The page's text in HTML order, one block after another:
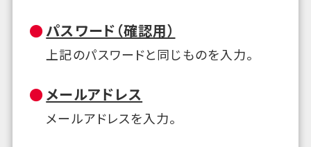
パスワード（確認用）
上記のパスワードと同じものを入力。
メールアドレス
メールアドレスを入力。